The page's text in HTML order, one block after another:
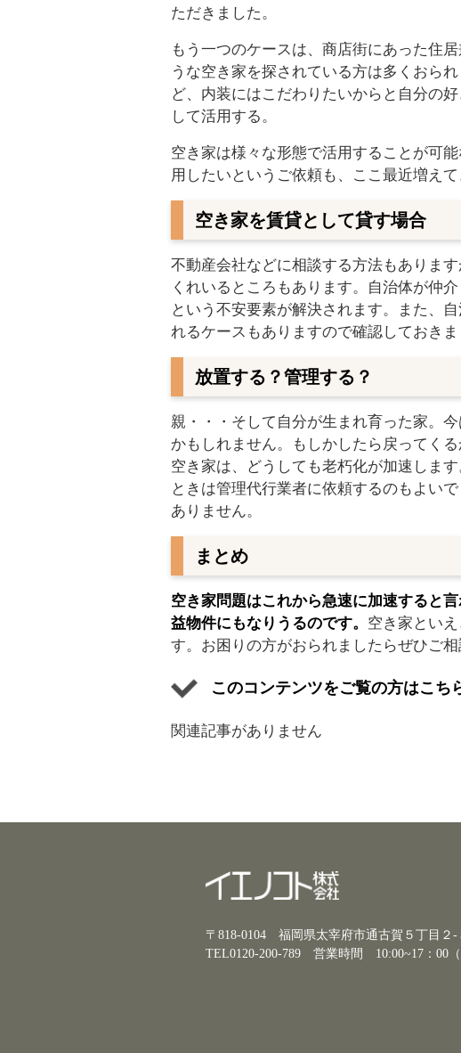
ただきました。
もう一つのケースは、商店街にあった住
うな空き家を探されている方は多くおら
ど、内装にはこだわりたいからと自分の
して活用する。
空き家は様々な形態で活用することが可
用したいというご依頼も、ここ最近増えて
空き家を賃貸として貸す場合
不動産会社などに相談する方法もありま
くれいるところもあります。自治体が仲
という不安要素が解決されます。また、
れるケースもありますので確認しておきま
放置する？管理する？
親・・・そして自分が生まれ育った家。
かもしれません。もしかしたら戻ってく
空き家は、どうしても老朽化が加速しま
ときは管理代行業者に依頼するのもよい
ありません。
まとめ
空き家問題はこれから急速に加速すると
益物件にもなりうるのです。 空き家とい
す。お困りの方がおられましたらぜひご
このコンテンツをご覧の方はこち
関連記事がありません
〒818-0104 福岡県太宰府市通古賀５丁目２-
TEL0120-200-789 営業時間 10:00~17：00（